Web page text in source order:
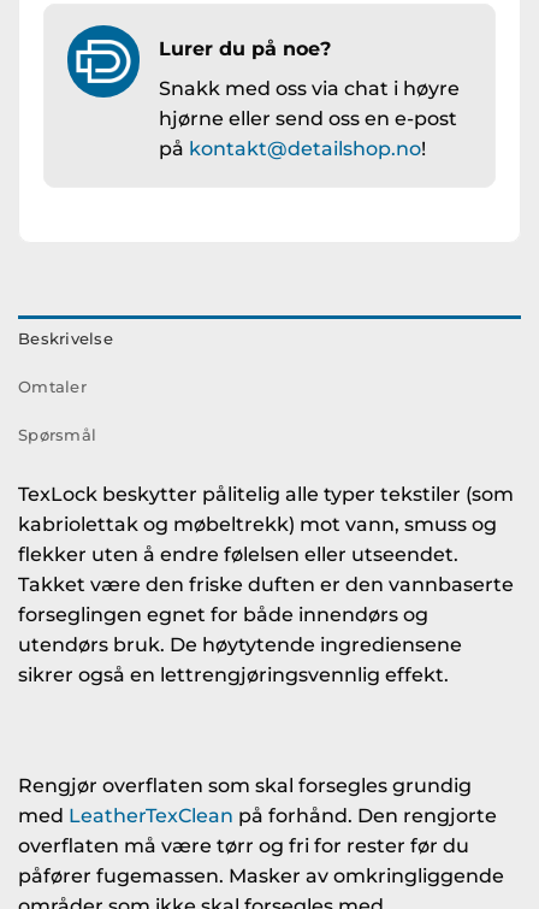
Lurer du på noe?
Snakk med oss via chat i høyre
hjørne eller send oss en e-post
på kontakt@detailshop.no!
Beskrivelse
Omtaler
Spørsmål
TexLock beskytter pålitelig alle typer tekstiler (som
kabriolettak og møbeltrekk) mot vann, smuss og
flekker uten å endre følelsen eller utseendet.
Takket være den friske duften er den vannbaserte
forseglingen egnet for både innendørs og
utendørs bruk. De høytytende ingrediensene
sikrer også en lettrengjøringsvennlig effekt.
Rengjør overflaten som skal forsegles grundig
med LeatherTexClean på forhånd. Den rengjorte
overflaten må være tørr og fri for rester før du
påfører fugemassen. Masker av omkringliggende